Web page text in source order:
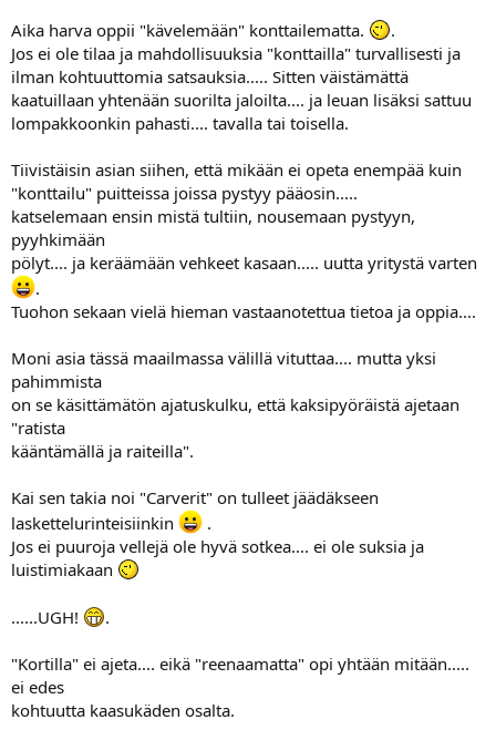
Aika harva oppii "kävelemään" konttailematta.
.
Jos ei ole tilaa ja mahdollisuuksia "konttailla" turvallisesti ja
ilman kohtuuttomia satsauksia..... Sitten väistämättä
kaatuillaan yhtenään suorilta jaloilta.... ja leuan lisäksi sattuu
lompakkoonkin pahasti.... tavalla tai toisella.
Tiivistäisin asian siihen, että mikään ei opeta enempää kuin
"konttailu" puitteissa joissa pystyy pääosin.....
katselemaan ensin mistä tultiin, nousemaan pystyyn,
pyyhkimään
pölyt.... ja keräämään vehkeet kasaan..... uutta yritystä varten
.
Tuohon sekaan vielä hieman vastaanotettua tietoa ja oppia....
Moni asia tässä maailmassa välillä vituttaa.... mutta yksi
pahimmista
on se käsittämätön ajatuskulku, että kaksipyöräistä ajetaan
"ratista
kääntämällä ja raiteilla".
Kai sen takia noi "Carverit" on tulleet jäädäkseen
laskettelurinteisiinkin
.
Jos ei puuroja vellejä ole hyvä sotkea.... ei ole suksia ja
luistimiakaan
......UGH! .
"Kortilla" ei ajeta.... eikä "reenaamatta" opi yhtään mitään.....
ei edes
kohtuutta kaasukäden osalta.